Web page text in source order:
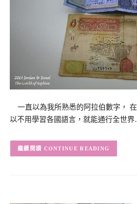
一直以為我所熟悉的阿拉伯數字，
以不用學習各國語言，就能通行全世
CONTINUE READING